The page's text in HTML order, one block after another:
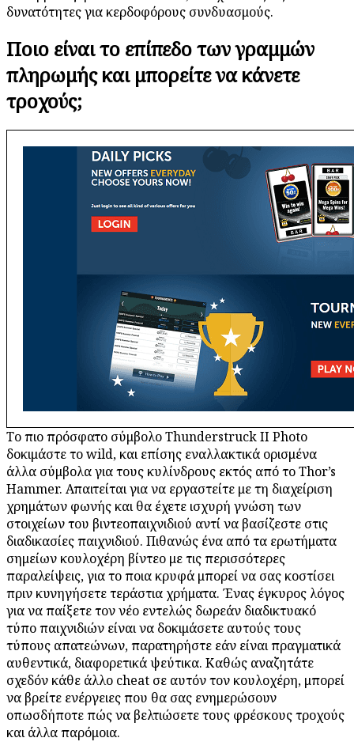
δυνατότητες για κερδοφόρους συνδυασμούς.
Ποιο είναι το επίπεδο των γραμμών
πληρωμής και μπορείτε να κάνετε
τροχούς;
Το πιο πρόσφατο σύμβολο Thunderstruck II Photo
δοκιμάστε το wild, και επίσης εναλλακτικά ορισμένα
άλλα σύμβολα για τους κυλίνδρους εκτός από το Thor’s
Hammer. Απαιτείται για να εργαστείτε με τη διαχείριση
χρημάτων φωνής και θα έχετε ισχυρή γνώση των
στοιχείων του βιντεοπαιχνιδιού αντί να βασίζεστε στις
διαδικασίες παιχνιδιού. Πιθανώς ένα από τα ερωτήματα
σημείων κουλοχέρη βίντεο με τις περισσότερες
παραλείψεις, για το ποια κρυφά μπορεί να σας κοστίσει
πριν κυνηγήσετε τεράστια χρήματα. Ένας έγκυρος λόγος
για να παίξετε τον νέο εντελώς δωρεάν διαδικτυακό
τύπο παιχνιδιών είναι να δοκιμάσετε αυτούς τους
τύπους απατεώνων, παρατηρήστε εάν είναι πραγματικά
αυθεντικά, διαφορετικά ψεύτικα. Καθώς αναζητάτε
σχεδόν κάθε άλλο cheat σε αυτόν τον κουλοχέρη, μπορεί
να βρείτε ενέργειες που θα σας ενημερώσουν
οπωσδήποτε πώς να βελτιώσετε τους φρέσκους τροχούς
και άλλα παρόμοια.